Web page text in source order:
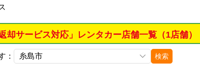
却サービス対応」レンタカー店舗一覧（1店舗）
： 検索